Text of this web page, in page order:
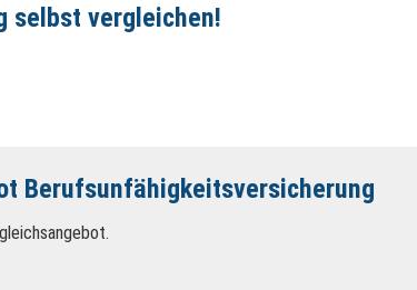
selbst ver­gleichen!
Berufs­unfähig­keitsversicherung